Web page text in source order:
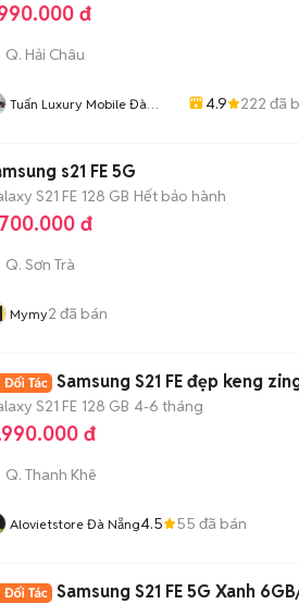
đ
Q. Hải Châu
Tuấn Luxury Mobile Đà
4.9 222 đã
s21 FE 5G
S21 FE 128 GB Hết bảo hành
đ
Q. Sơn Trà
Mymy2 đã bán
Samsung S21 FE đẹp keng
S21 FE 128 GB 4-6 tháng
đ
Q. Thanh Khê
Alovietstore Đà Nẵng4.5 55 đã bán
Samsung S21 FE 5G Xanh